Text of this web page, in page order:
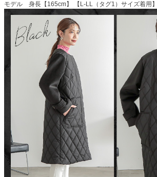
モデル 身長【165cm】 【L-LL（タグ1）サイズ着用】